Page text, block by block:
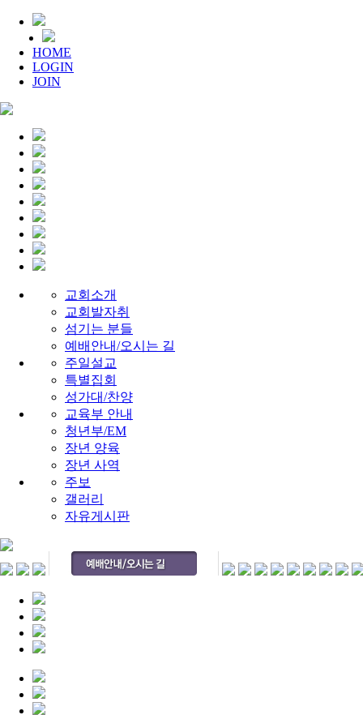
HOME
LOGIN
JOIN
교회소개
교회발자취
섬기는 분들
예배안내/오시는 길
주일설교
특별집회
성가대/찬양
교육부 안내
청년부/EM
장년 양육
장년 사역
주보
갤러리
자유게시판